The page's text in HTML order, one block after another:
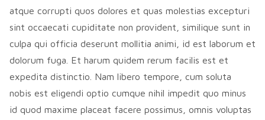
atque corrupti quos dolores et quas molestias excepturi
sint occaecati cupiditate non provident, similique sunt in
culpa qui officia deserunt mollitia animi, id est laborum et
dolorum fuga. Et harum quidem rerum facilis est et
expedita distinctio. Nam libero tempore, cum soluta
nobis est eligendi optio cumque nihil impedit quo minus
id quod maxime placeat facere possimus, omnis voluptas